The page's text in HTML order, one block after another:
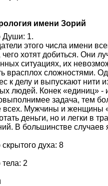
имени Зорий
Души: 1.
этого числа имени
чего хотят добиться. Они
ситуациях, их
врасплох сложностями.
к делу и выпускают нити
людей. Конек «единиц» -
задача, тем
всех. Мужчины и женщины
деньги, но и легки в
В большинстве
духа: 8
2